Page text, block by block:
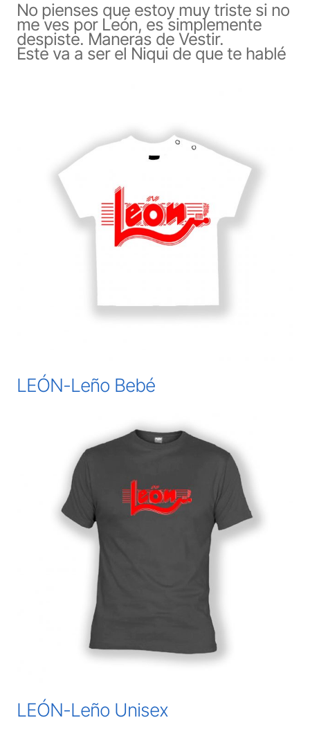
No pienses que estoy muy triste si no
me ves por León, es simplemente
despiste. Maneras de Vestir.
Este va a ser el Niqui de que te hablé
LEÓN-Leño Bebé
LEÓN-Leño Unisex